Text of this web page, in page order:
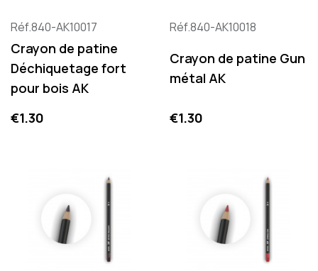
Réf.840-AK10017
Crayon de patine
Déchiquetage fort
pour bois AK
Price
€1.30
Réf.840-AK10018
Crayon de patine Gun
métal AK
Price
€1.30